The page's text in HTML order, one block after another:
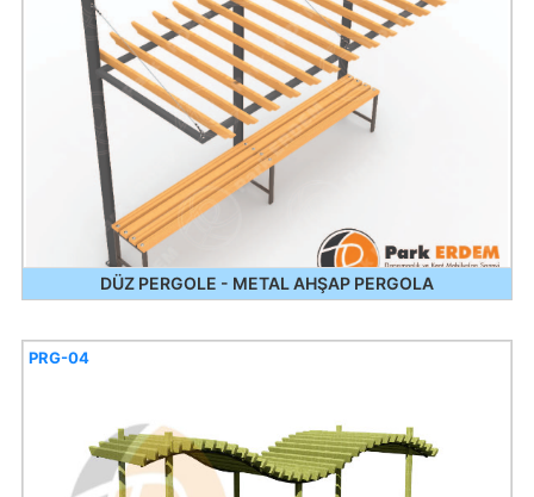
DÜZ PERGOLE - METAL AHŞAP PERGOLA
PRG-04